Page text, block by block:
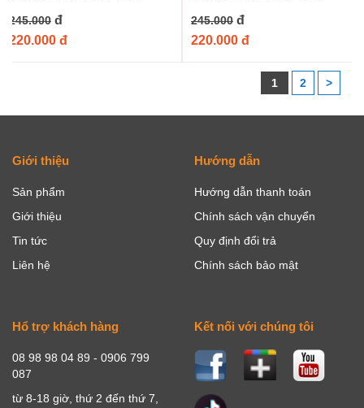
245.000 đ
220.000 đ
245.000 đ
220.000 đ
1 2 >
Giới thiệu
Sản phẩm
Giới thiệu
Tin tức
Liên hệ
Hướng dẫn
Hướng dẫn thanh toán
Chính sách vận chuyển
Quy định đổi trả
Chính sách bảo mật
Hổ trợ khách hàng
08 98 98 04 89 - 0906 799
087
từ 8-18 giờ, thứ 2 đến thứ 7,
Kết nối với chúng tôi